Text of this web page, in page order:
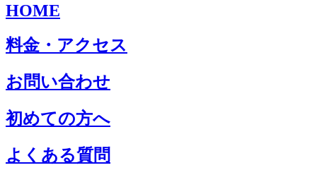
HOME
料金・アクセス
お問い合わせ
初めての方へ
よくある質問